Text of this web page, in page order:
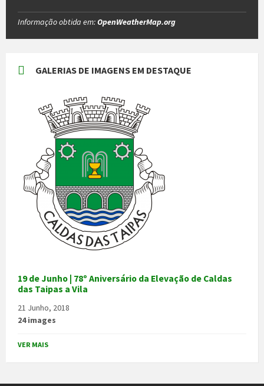
Informação obtida em:OpenWeatherMap.org
GALERIAS DE IMAGENS EM DESTAQUE
19 de Junho | 78º Aniversário da Elevação de Caldas
das Taipas a Vila
21 Junho, 2018
24 images
VER MAIS